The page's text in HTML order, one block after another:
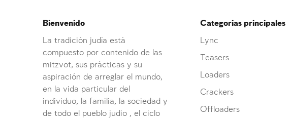
Categorias principales
Lync
Teasers
Loaders
Crackers
Offloaders
Bienvenido
La tradición judía está
compuesto por contenido de las
mitzvot, sus prácticas y su
aspiración de arreglar el mundo,
en la vida particular del
individuo, la familia, la sociedad y
de todo el pueblo judio , el ciclo